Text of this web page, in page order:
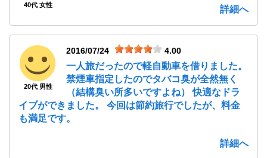
40代 女性 詳細へ
20代 男性
2016/07/24 4.00
一人旅だったので軽自動車を借りました。
禁煙車指定したのでタバコ臭が全然無く
（結構臭い所多いですよね） 快適なドラ
イブができました。 今回は節約旅行でしたが、料金
も満足です。
詳細へ